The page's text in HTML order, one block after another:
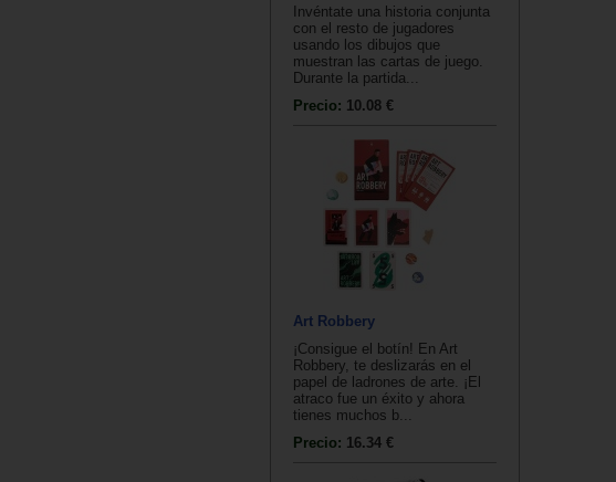
Invéntate una historia conjunta
con el resto de jugadores
usando los dibujos que
muestran las cartas de juego.
Durante la partida...
Precio: 10.08 €
Art Robbery
¡Consigue el botín! En Art
Robbery, te deslizarás en el
papel de ladrones de arte. ¡El
atraco fue un éxito y ahora
tienes muchos b...
Precio: 16.34 €